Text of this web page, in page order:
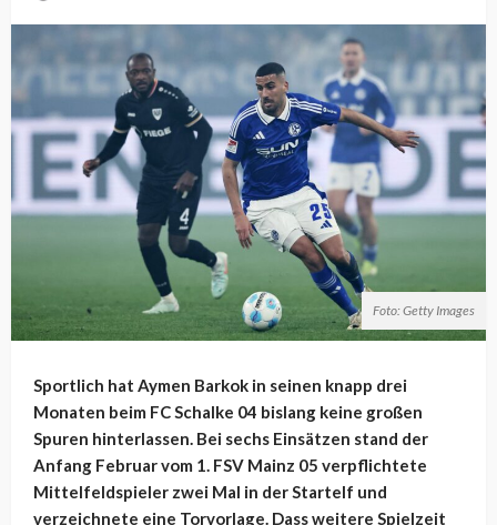
Foto: Getty Images
Sportlich hat Aymen Barkok in seinen knapp drei
Monaten beim FC Schalke 04 bislang keine großen
Spuren hinterlassen. Bei sechs Einsätzen stand der
Anfang Februar vom 1. FSV Mainz 05 verpflichtete
Mittelfeldspieler zwei Mal in der Startelf und
verzeichnete eine Torvorlage. Dass weitere Spielzeit